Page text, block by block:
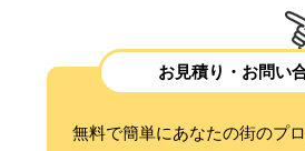
お見積り・お問い
無料で簡単にあなたの街のプ